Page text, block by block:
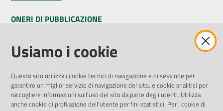
ONERI DI PUBBLICAZIONE
Amministrazione Trasparente
Pubblicità legale
Privacy Policy
Attuazione Misure PNRR
Liste di Attesa
Usiamo i cookie
Questo sito utilizza i cookie tecnici di navigazione e di sessione per
garantire un miglior servizio di navigazione del sito, e cookie analitici per
raccogliere informazioni sull'uso del sito da parte degli utenti. Utilizza
anche cookie di profilazione dell'utente per fini statistici. Per i cookie di